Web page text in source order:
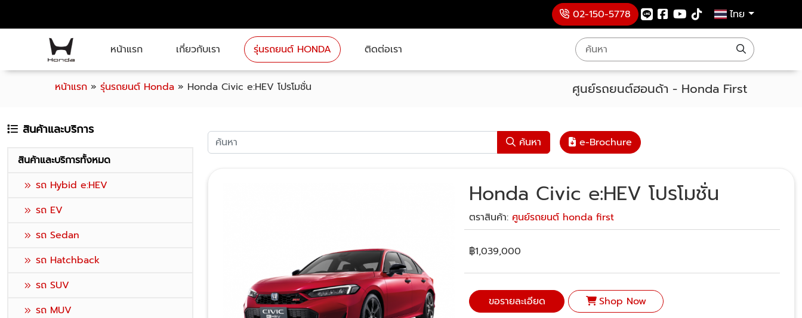
02-150-5778 ไทย
หน้าแรก เกี่ยวกับเรา รุ่นรถยนต์ HONDA ติดต่อเรา
หน้าแรก » รุ่นรถยนต์ Honda » Honda Civic e:HEV โปรโมชั่น ศูนย์รถยนต์ฮอนด้า - Honda First
สินค้าและบริการ
สินค้าและบริการทั้งหมด
รถ Hybid e:HEV
รถ EV
รถ Sedan
รถ Hatchback
รถ SUV
รถ MUV
ค้นหา e-Brochure
Honda Civic e:HEV โปรโมชั่น
ตราสินค้า: ศูนย์รถยนต์ honda first
฿1,039,000
ขอรายละเอียด Shop Now